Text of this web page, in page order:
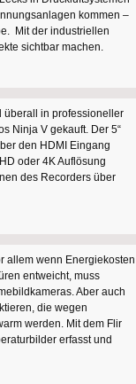
kommen –
Mit der industriellen
sichtbar machen.
überall in professioneller
Ninja V gekauft. Der 5“
den HDMI Eingang
oder 4K Auflösung
des Recorders über
allem wenn Energiekosten
entweicht, muss
Aber auch
die wegen
werden. Mit dem Flir
erfasst und